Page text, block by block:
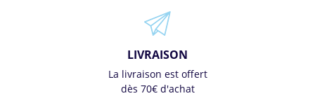
LIVRAISON
La livraison est offert
dès 70€ d'achat